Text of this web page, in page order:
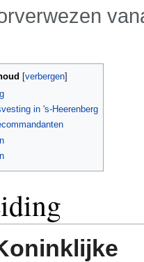
[verbergen]
in 's-Heerenberg